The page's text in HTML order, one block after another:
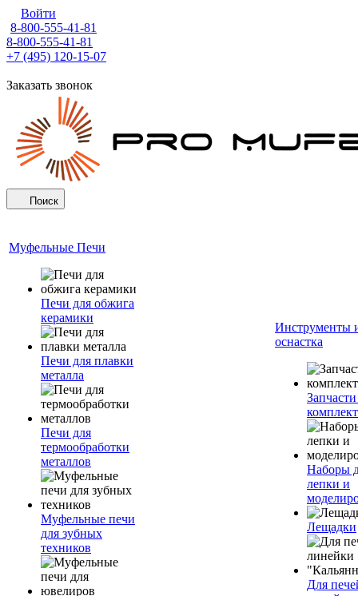
Войти
8-800-555-41-81
8-800-555-41-81
+7 (495) 120-15-07
Заказать звонок
Поиск
Муфельные Печи
Печи для обжига
керамики
Печи для плавки
металла
Печи для
термообработки
металлов
Муфельные печи
для зубных
техников
Инструменты
оснастка
Наборы
лепки и
Лещадки
Для